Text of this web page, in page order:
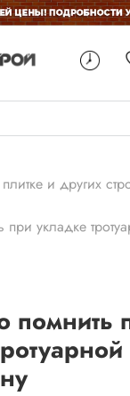
и других
укладке
помнить